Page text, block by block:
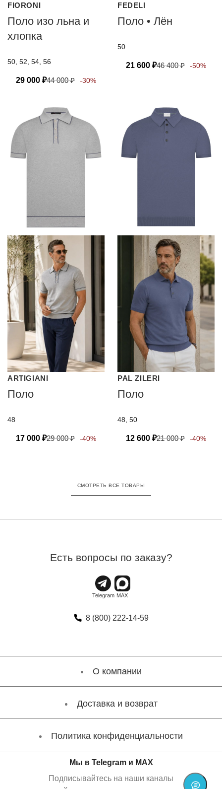
FIORONI
Поло изо льна и
хлопка
50, 52, 54, 56
29 000 ₽44 000₽ -30%
FEDELI
Поло • Лён
50
21 600 ₽46 400₽ -50%
ARTIGIANI
Поло
48
17 000 ₽29 000₽ -40%
PAL ZILERI
Поло
48, 50
12 600 ₽21 000₽ -40%
СМОТРЕТЬ ВСЕ ТОВАРЫ
Есть вопросы по заказу?
8 (800) 222-14-59
О компании
Доставка и возврат
Политика конфиденциальности
Мы в Telegram и MAX
Подписывайтесь на наши каналы